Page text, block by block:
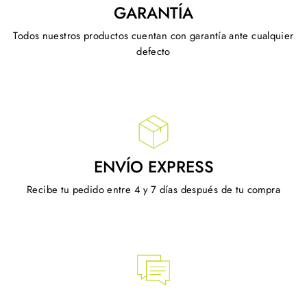
GARANTÍA
Todos nuestros productos cuentan con garantía ante cualquier
defecto
ENVÍO EXPRESS
Recibe tu pedido entre 4 y 7 días después de tu compra